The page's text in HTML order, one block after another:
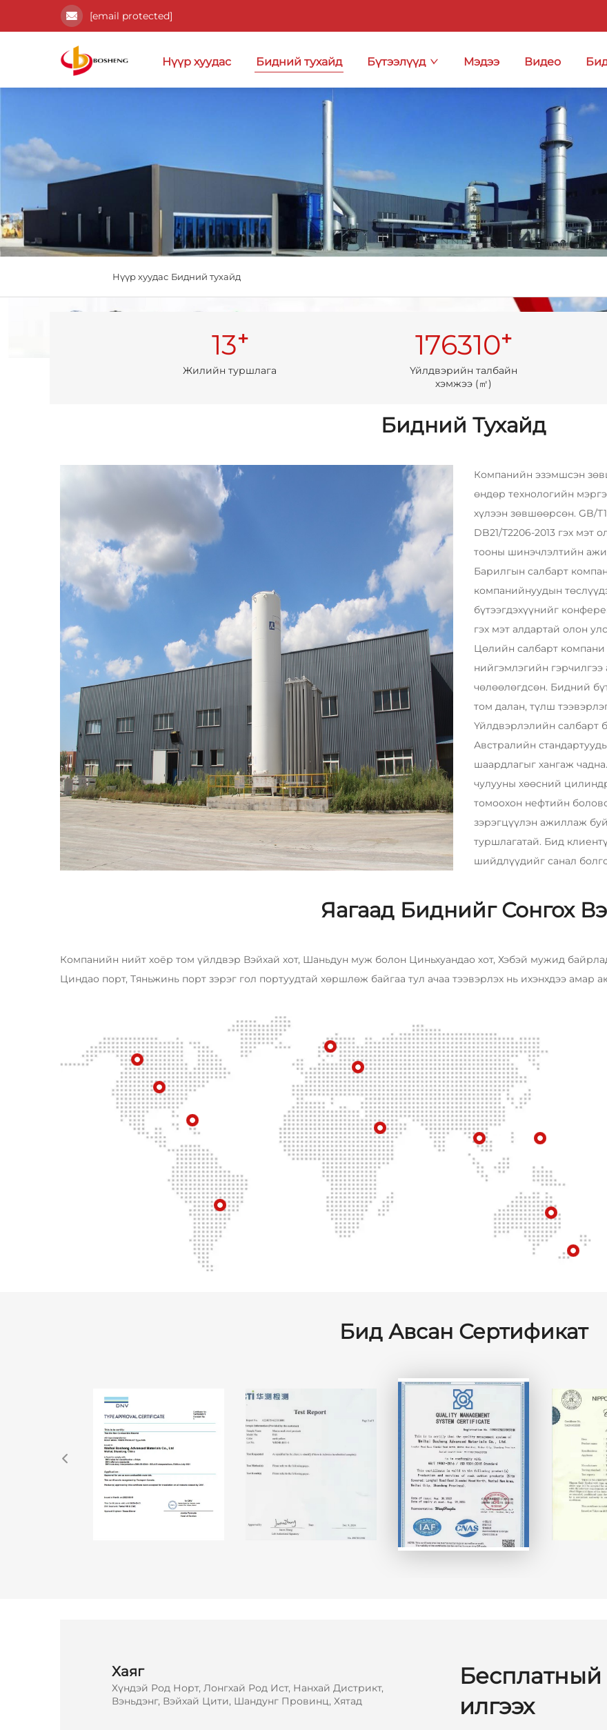
[email protected]
Нүүр хуудас Бидний тухайд Бүтээлүүд Мэдээ Видео
Нүүр хуудас Бидний тухайд
13+
Жилийн туршлага
176310+
Үйлдвэрийн талбайн
хэмжээ (㎡)
Бидний Тухайд
Компанийн эзэмшсэн
өндөр технологийн
хүлээн зөвшөөрсөн. GB/
DB21/T2206-2013 гэх мэт
тооны шинэчлэлтийн
Барилгын салбарт
компанийнуудын
бүтээгдэхүүнийг
гэх мэт алдартай олон
Цөлийн салбарт компани
нийгэмлэгийн гэрчилгээ
чөлөөлөгдсөн. Бидний
том далан, түлш
Үйлдвэрлэлийн салбарт
Австралийн
шаардлагыг хангаж
чулууны хөөсний
томоохон нефтийн
зэрэгцүүлэн ажиллаж
туршлагатай. Бид
шийдлүүдийг санал
Яагаад Биднийг Сонгох Вэ
Компанийн нийт хоёр том үйлдвэр Вэйхай хот, Шаньдун муж болон Циньхуандао хот, Хэбэй мужид
Циндао порт, Тяньжинь порт зэрэг гол портуудтай хөршлөж байгаа тул ачаа тээвэрлэх нь ихэнхдээ амар
Бид Авсан Сертификат
Хаяг
Хүндэй Род Норт, Лонгхай Род Ист, Нанхай Дистрикт,
Вэньдэнг, Вэйхай Цити, Шандунг Провинц, Хятад
Бесплатный
илгээх